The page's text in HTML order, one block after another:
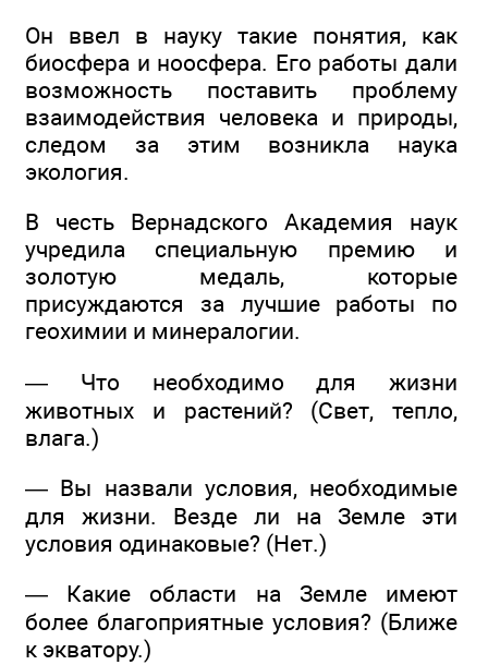
Он ввел в науку такие понятия, как
биосфера и ноосфера. Его работы дали
возможность поставить проблему
взаимодействия человека и природы,
следом за этим возникла наука
экология.
В честь Вернадского Академия наук
учредила специальную премию и
золотую медаль, которые
присуждаются за лучшие работы по
геохимии и минералогии.
— Что необходимо для жизни
животных и растений? (Свет, тепло,
влага.)
— Вы назвали условия, необходимые
для жизни. Везде ли на Земле эти
условия одинаковые? (Нет.)
— Какие области на Земле имеют
более благоприятные условия? (Ближе
к экватору.)